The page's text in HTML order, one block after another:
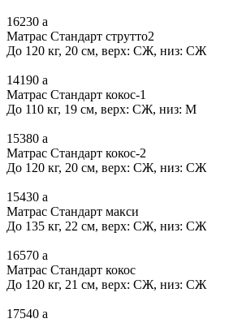
16230 a
Матрас Стандарт струтто2
До 120 кг, 20 см, верх: СЖ, низ: СЖ
14190 a
Матрас Стандарт кокос-1
До 110 кг, 19 см, верх: СЖ, низ: М
15380 a
Матрас Стандарт кокос-2
До 120 кг, 20 см, верх: СЖ, низ: СЖ
15430 a
Матрас Стандарт макси
До 135 кг, 22 см, верх: СЖ, низ: СЖ
16570 a
Матрас Стандарт кокос
До 120 кг, 21 см, верх: СЖ, низ: СЖ
17540 a